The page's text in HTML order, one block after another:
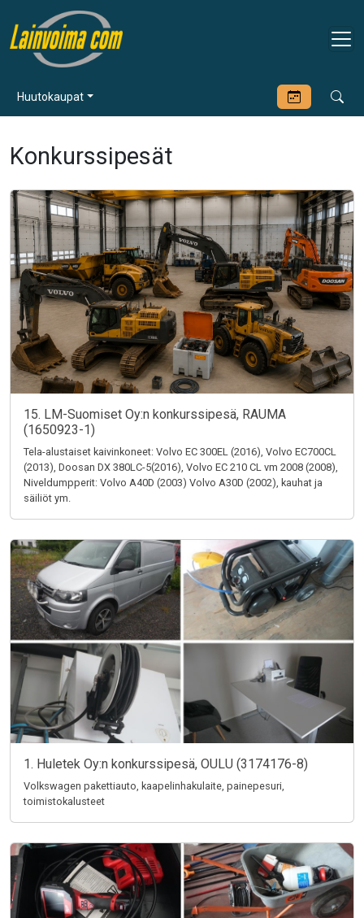
Huutokaupat
Konkurssipesät
15. LM-Suomiset Oy:n konkurssipesä, RAUMA
(1650923-1)
Tela-alustaiset kaivinkoneet: Volvo EC 300EL (2016), Volvo EC700CL
(2013), Doosan DX 380LC-5(2016), Volvo EC 210 CL vm 2008 (2008),
Niveldumpperit: Volvo A40D (2003) Volvo A30D (2002), kauhat ja
säiliöt ym.
1. Huletek Oy:n konkurssipesä, OULU (3174176-8)
Volkswagen pakettiauto, kaapelinhakulaite, painepesuri,
toimistokalusteet